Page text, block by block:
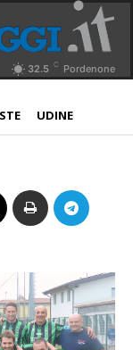
32.5 C Pordenone
UDINE
tra